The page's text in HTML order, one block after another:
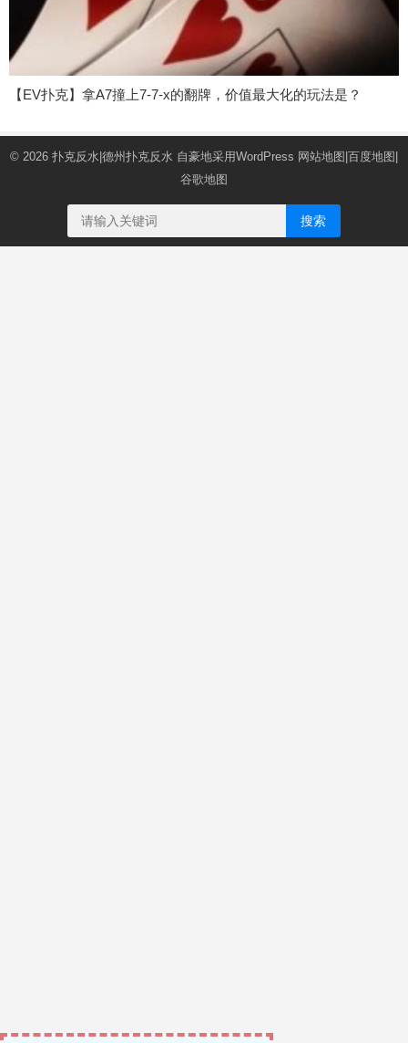
【EV扑克】拿A7撞上7-7-x的翻牌，价值最大化的玩法是？
© 2026 扑克反水|德州扑克反水 自豪地采用WordPress 网站地图 百度地图
谷歌地图
搜索